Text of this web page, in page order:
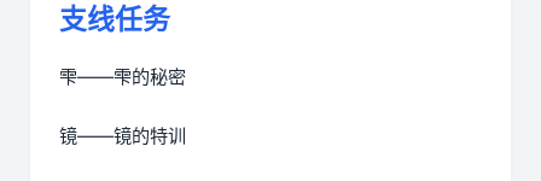
支线任务
雫——雫的秘密
镜——镜的特训